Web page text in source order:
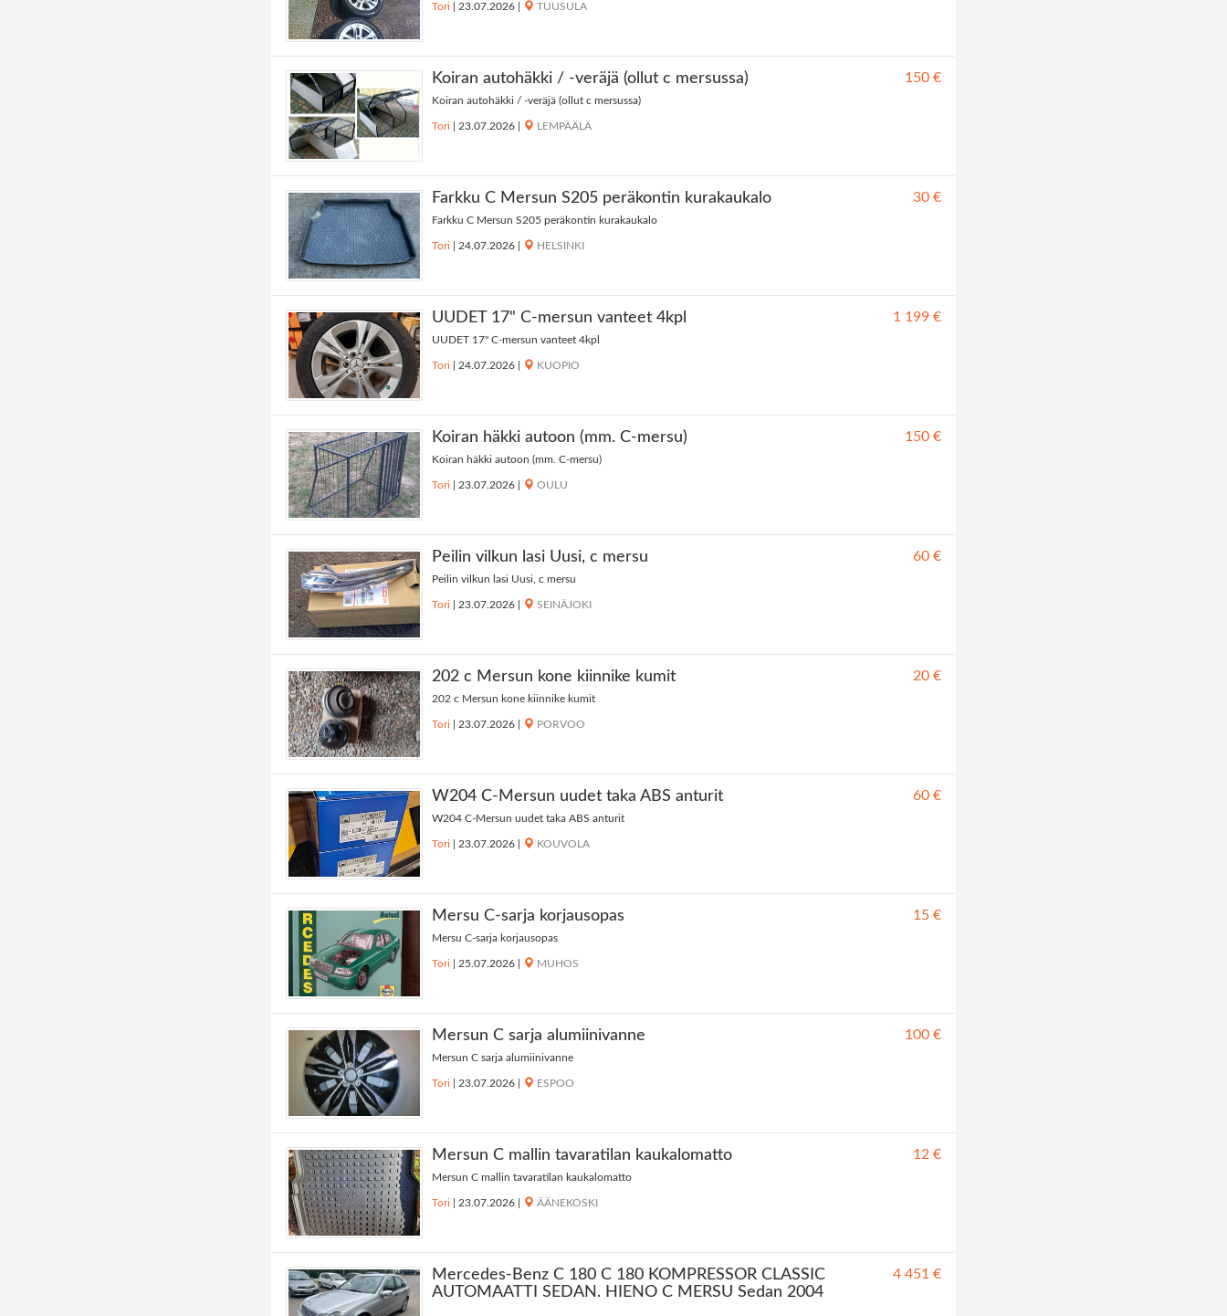
Tori 23.07.2026 TUUSULA
Koiran autohäkki / -veräjä (ollut c mersussa) 150 €
Koiran autohäkki / -veräjä (ollut c mersussa)
Tori 23.07.2026 LEMPÄÄLÄ
Farkku C Mersun S205 peräkontin kurakaukalo 30 €
Farkku C Mersun S205 peräkontin kurakaukalo
Tori 24.07.2026 HELSINKI
UUDET 17" C-mersun vanteet 4kpl 1 199 €
UUDET 17" C-mersun vanteet 4kpl
Tori 24.07.2026 KUOPIO
Koiran häkki autoon (mm. C-mersu) 150 €
Koiran häkki autoon (mm. C-mersu)
Tori 23.07.2026 OULU
Peilin vilkun lasi Uusi, c mersu 60 €
Peilin vilkun lasi Uusi, c mersu
Tori 23.07.2026 SEINÄJOKI
202 c Mersun kone kiinnike kumit 20 €
202 c Mersun kone kiinnike kumit
Tori 23.07.2026 PORVOO
W204 C-Mersun uudet taka ABS anturit 60 €
W204 C-Mersun uudet taka ABS anturit
Tori 23.07.2026 KOUVOLA
Mersu C-sarja korjausopas 15 €
Mersu C-sarja korjausopas
Tori 25.07.2026 MUHOS
Mersun C sarja alumiinivanne 100 €
Mersun C sarja alumiinivanne
Tori 23.07.2026 ESPOO
Mersun C mallin tavaratilan kaukalomatto 12 €
Mersun C mallin tavaratilan kaukalomatto
Tori 23.07.2026 ÄÄNEKOSKI
Mercedes-Benz C 180 C 180 KOMPRESSOR CLASSIC
AUTOMAATTI SEDAN. HIENO C MERSU Sedan 2004
4 451 €